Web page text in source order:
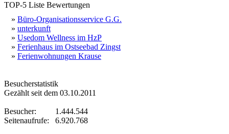
TOP-5 Liste Bewertungen
» Büro-Organisationsservice G.G.
» unterkunft
» Usedom Wellness im HzP
» Ferienhaus im Ostseebad Zingst
» Ferienwohnungen Krause
Besucherstatistik
Gezählt seit dem 03.10.2011
Besucher:
Seitenaufrufe:
1.444.544
6.920.768